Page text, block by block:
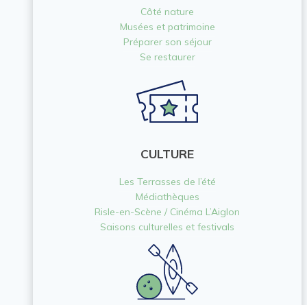
Côté nature
Musées et patrimoine
Préparer son séjour
Se restaurer
CULTURE
Les Terrasses de l’été
Médiathèques
Risle-en-Scène / Cinéma L’Aiglon
Saisons culturelles et festivals